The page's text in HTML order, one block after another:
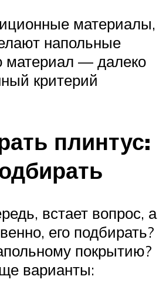
материалы,
напольные
материал — далеко
критерий
плинтус:
встает вопрос, а
его подбирать?
покрытию?
варианты: